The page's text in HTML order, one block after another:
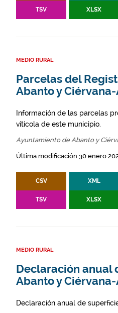
TSV XLSX
MEDIO RURAL
Parcelas del
Abanto y
Información de las parcelas
vitícola de este municipio.
Ayuntamiento de Abanto y
Última modificación 30 enero
CSV XML
TSV XLSX
MEDIO RURAL
Declaración anual
Abanto y
Declaración anual de